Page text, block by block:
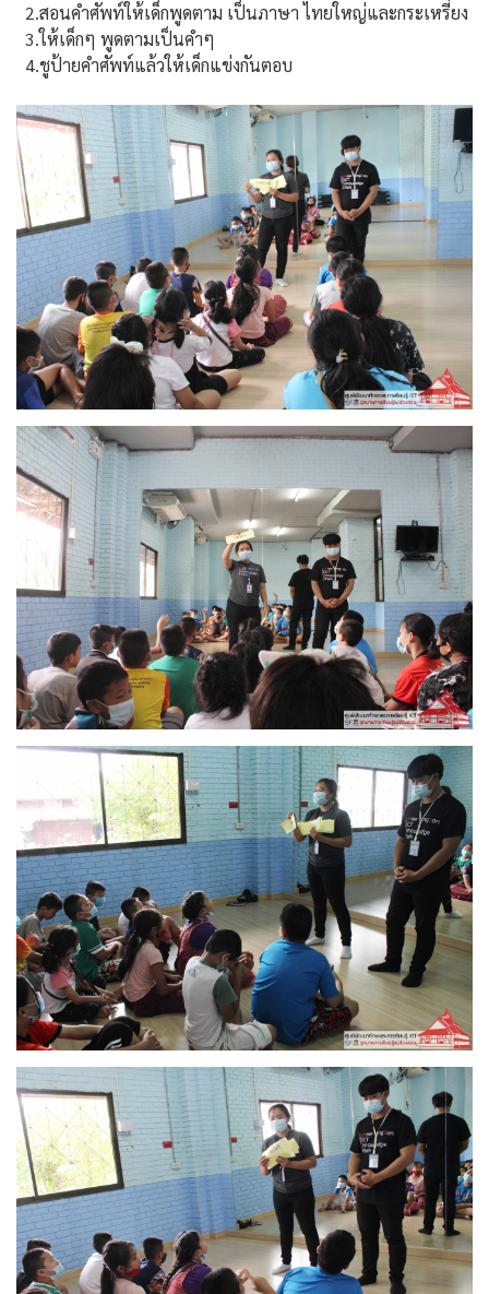
2.สอนคำศัพท์ให้เด็กพูดตาม เป็นภาษา ไทยใหญ่และกระเหรี่ยง
3.ให้เด็กๆ พูดตามเป็นคำๆ
4.ชูป้ายคำศัพท์แล้วให้เด็กแข่งกันตอบ